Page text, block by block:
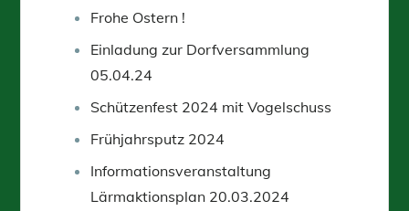
Frohe Ostern !
Einladung zur Dorfversammlung
05.04.24
Schützenfest 2024 mit Vogelschuss
Frühjahrsputz 2024
Informationsveranstaltung
Lärmaktionsplan 20.03.2024